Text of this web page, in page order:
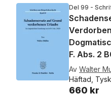
Del 99 -
F. Abs. 2
Av Walter
Häftad,
660 kr